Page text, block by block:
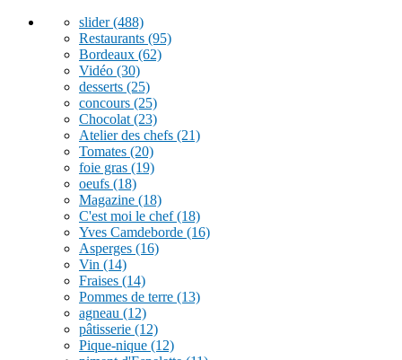
slider(488)
Restaurants (95)
Bordeaux (62)
Vidéo (30)
desserts (25)
concours (25)
Chocolat (23)
Atelier des chefs (21)
Tomates (20)
foie gras (19)
oeufs (18)
Magazine (18)
C'est moi le chef(18)
Yves Camdeborde (16)
Asperges (16)
Vin (14)
Fraises (14)
Pommes de terre (13)
agneau (12)
pâtisserie (12)
Pique-nique (12)